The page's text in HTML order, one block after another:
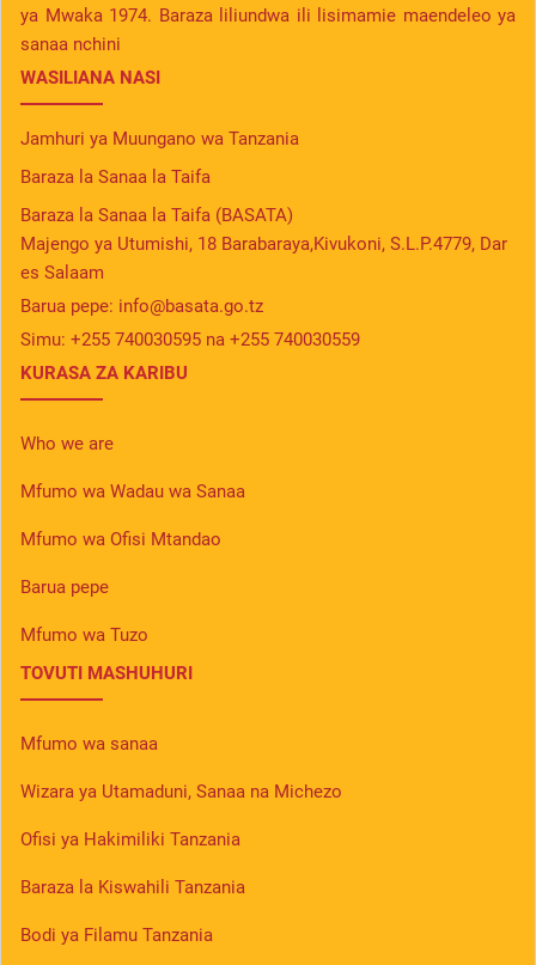
ya Mwaka 1974. Baraza liliundwa ili lisimamie maendeleo ya
sanaa nchini
WASILIANA NASI
Jamhuri ya Muungano wa Tanzania
Baraza la Sanaa la Taifa
Baraza la Sanaa la Taifa (BASATA)
Majengo ya Utumishi, 18 Barabaraya,Kivukoni, S.L.P.4779, Dar
es Salaam
Barua pepe: info@basata.go.tz
Simu: +255 740030595 na +255 740030559
KURASA ZA KARIBU
Who we are
Mfumo wa Wadau wa Sanaa
Mfumo wa Ofisi Mtandao
Barua pepe
Mfumo wa Tuzo
TOVUTI MASHUHURI
Mfumo wa sanaa
Wizara ya Utamaduni, Sanaa na Michezo
Ofisi ya Hakimiliki Tanzania
Baraza la Kiswahili Tanzania
Bodi ya Filamu Tanzania